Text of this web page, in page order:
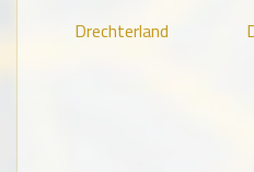
Drechterland